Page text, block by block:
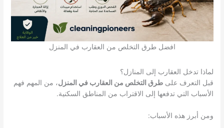
افضل طرق التخلص من العقارب في المنزل
لماذا تدخل العقارب إلى المنازل؟
قبل التعرف علىطرق التخلص من العقارب في المنزل، من المهم فهم
الأسباب التي تدفعها إلى الاقتراب من المناطق السكنية.
ومن أبرز هذه الأسباب: